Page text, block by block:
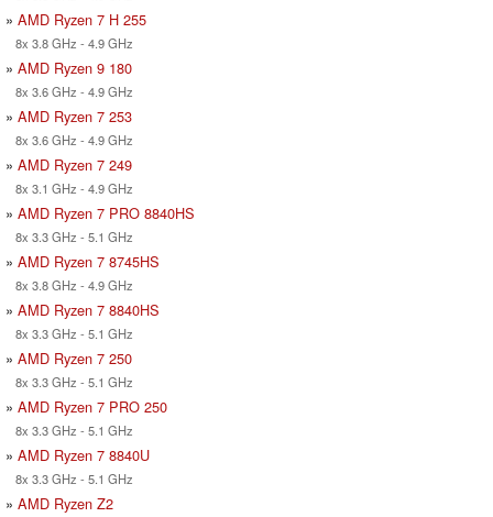
» AMD Ryzen 7 H 255
8x 3.8 GHz - 4.9 GHz
» AMD Ryzen 9 180
8x 3.6 GHz - 4.9 GHz
» AMD Ryzen 7 253
8x 3.6 GHz - 4.9 GHz
» AMD Ryzen 7 249
8x 3.1 GHz - 4.9 GHz
» AMD Ryzen 7 PRO 8840HS
8x 3.3 GHz - 5.1 GHz
» AMD Ryzen 7 8745HS
8x 3.8 GHz - 4.9 GHz
» AMD Ryzen 7 8840HS
8x 3.3 GHz - 5.1 GHz
» AMD Ryzen 7 250
8x 3.3 GHz - 5.1 GHz
» AMD Ryzen 7 PRO 250
8x 3.3 GHz - 5.1 GHz
» AMD Ryzen 7 8840U
8x 3.3 GHz - 5.1 GHz
» AMD Ryzen Z2